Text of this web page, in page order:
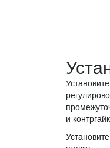
Установите
и